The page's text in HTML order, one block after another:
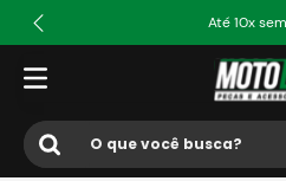
Até 10x
O que você busca?